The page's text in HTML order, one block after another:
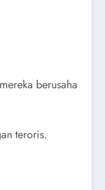
berusaha
teroris.